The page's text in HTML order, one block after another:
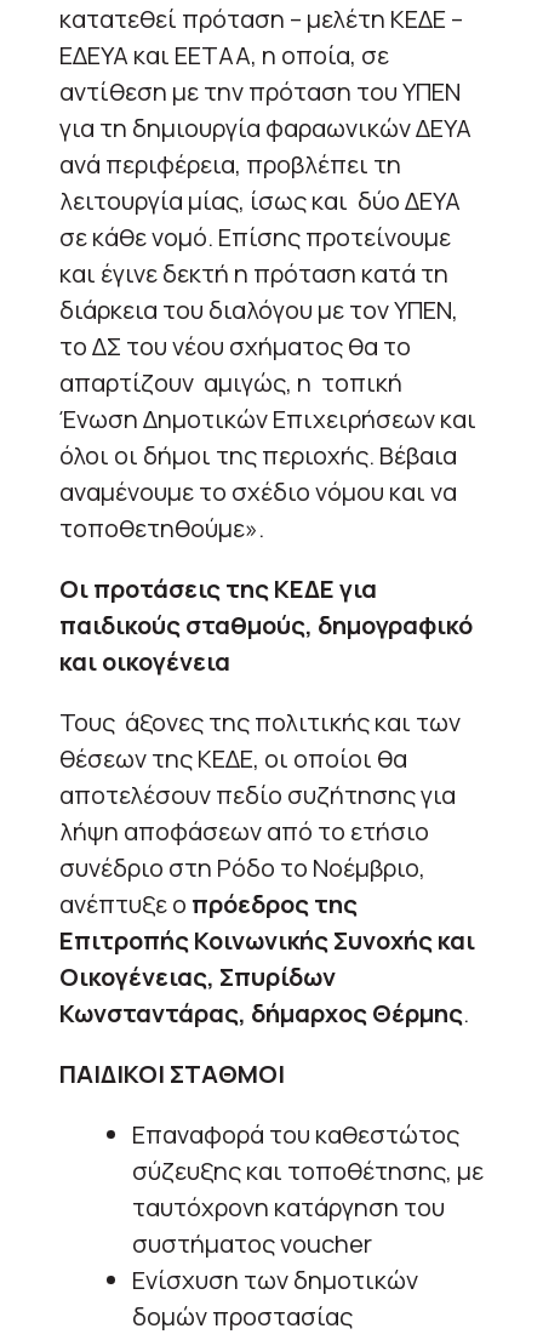
κατατεθεί πρόταση – μελέτη ΚΕΔΕ –
ΕΔΕΥΑ και ΕΕΤΑΑ, η οποία, σε
αντίθεση με την πρόταση του ΥΠΕΝ
για τη δημιουργία φαραωνικών ΔΕΥΑ
ανά περιφέρεια, προβλέπει τη
λειτουργία μίας, ίσως και δύο ΔΕΥΑ
σε κάθε νομό. Επίσης προτείνουμε
και έγινε δεκτή η πρόταση κατά τη
διάρκεια του διαλόγου με τον ΥΠΕΝ,
το ΔΣ του νέου σχήματος θα το
απαρτίζουν αμιγώς, η τοπική
Ένωση Δημοτικών Επιχειρήσεων και
όλοι οι δήμοι της περιοχής. Βέβαια
αναμένουμε το σχέδιο νόμου και να
τοποθετηθούμε».
Οι προτάσεις της ΚΕΔΕ για
παιδικούς σταθμούς, δημογραφικό
και οικογένεια
Τους άξονες της πολιτικής και των
θέσεων της ΚΕΔΕ, οι οποίοι θα
αποτελέσουν πεδίο συζήτησης για
λήψη αποφάσεων από το ετήσιο
συνέδριο στη Ρόδο το Νοέμβριο,
ανέπτυξε ο πρόεδρος της
Επιτροπής Κοινωνικής Συνοχής και
Οικογένειας, Σπυρίδων
Κωνσταντάρας, δήμαρχος Θέρμης.
ΠΑΙΔΙΚΟΙ ΣΤΑΘΜΟΙ
Επαναφορά του καθεστώτος
σύζευξης και τοποθέτησης, με
ταυτόχρονη κατάργηση του
συστήματος voucher
Ενίσχυση των δημοτικών
δομών προστασίας